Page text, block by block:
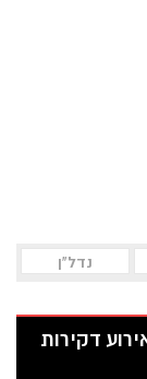
נדל"ן
דקירות